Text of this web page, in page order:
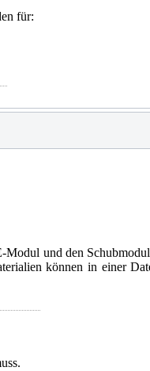
für:
Modul und den
können in einer